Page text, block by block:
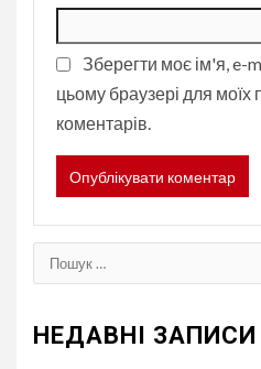
Зберегти моє ім'я, e-
цьому браузері для
коментарів.
Пошук:
НЕДАВНІ ЗАПИСИ